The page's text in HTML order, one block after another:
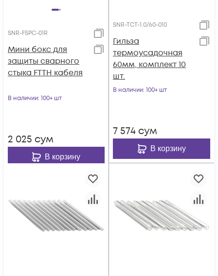
SNR-FSPC-01R
Мини бокс для
защиты сварного
стыка FTTH кабеля
В наличии: 100+ шт
2 025 сум
В корзину
SNR-TCT-1.0/60-010
Гильза
термоусадочная
60мм, комплект 10
шт.
В наличии: 100+ шт
7 574 сум
В корзину